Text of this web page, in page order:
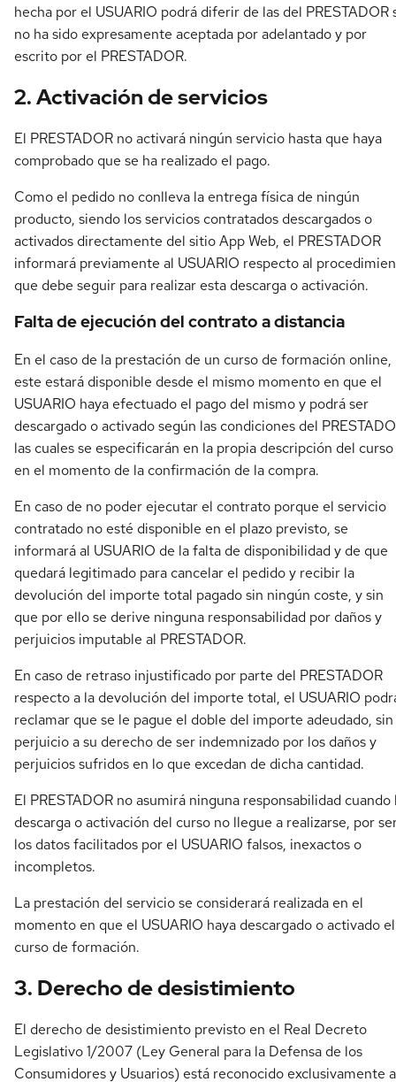
hecha por el USUARIO podrá diferir de las del PRESTADOR
no ha sido expresamente aceptada por adelantado y por
escrito por el PRESTADOR.
2. Activación de servicios
El PRESTADOR no activará ningún servicio hasta que haya
comprobado que se ha realizado el pago.
Como el pedido no conlleva la entrega física de ningún
producto, siendo los servicios contratados descargados o
activados directamente del sitio App Web, el PRESTADOR
informará previamente al USUARIO respecto al
que debe seguir para realizar esta descarga o activación.
Falta de ejecución del contrato a distancia
En el caso de la prestación de un curso de formación online,
este estará disponible desde el mismo momento en que el
USUARIO haya efectuado el pago del mismo y podrá ser
descargado o activado según las condiciones del
las cuales se especificarán en la propia descripción del
en el momento de la confirmación de la compra.
En caso de no poder ejecutar el contrato porque el servicio
contratado no esté disponible en el plazo previsto, se
informará al USUARIO de la falta de disponibilidad y de que
quedará legitimado para cancelar el pedido y recibir la
devolución del importe total pagado sin ningún coste, y sin
que por ello se derive ninguna responsabilidad por daños y
perjuicios imputable al PRESTADOR.
En caso de retraso injustificado por parte del PRESTADOR
respecto a la devolución del importe total, el USUARIO
reclamar que se le pague el doble del importe adeudado, sin
perjuicio a su derecho de ser indemnizado por los daños y
perjuicios sufridos en lo que excedan de dicha cantidad.
El PRESTADOR no asumirá ninguna responsabilidad cuando
descarga o activación del curso no llegue a realizarse, por
los datos facilitados por el USUARIO falsos, inexactos o
incompletos.
La prestación del servicio se considerará realizada en el
momento en que el USUARIO haya descargado o activado el
curso de formación.
3. Derecho de desistimiento
El derecho de desistimiento previsto en el Real Decreto
Legislativo 1/2007 (Ley General para la Defensa de los
Consumidores y Usuarios) está reconocido exclusivamente a